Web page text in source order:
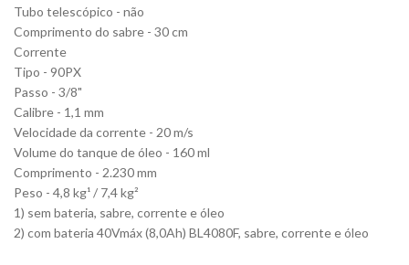
Tubo telescópico - não
Comprimento do sabre - 30 cm
Corrente
Tipo - 90PX
Passo - 3/8"
Calibre - 1,1 mm
Velocidade da corrente - 20 m/s
Volume do tanque de óleo - 160 ml
Comprimento - 2.230 mm
Peso - 4,8 kg¹ / 7,4 kg²
1) sem bateria, sabre, corrente e óleo
2) com bateria 40Vmáx (8,0Ah) BL4080F, sabre, corrente e óleo